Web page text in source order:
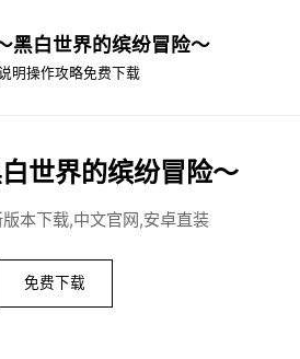
黑白世界的缤纷冒险～
明操作攻略免费下载
世界的缤纷冒险～
本下载,中文官网,安卓直装
免费下载